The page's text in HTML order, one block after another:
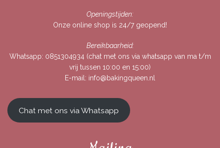
Openingstijden:
Onze online shop is 24/7 geopend!
Bereikbaarheid:
Whatsapp: 0851304934(chat met ons via whatsapp van ma t/m
vrij tussen 10:00 en 15:00)
E-mail: info@bakingqueen.nl
Chat met ons via Whatsapp